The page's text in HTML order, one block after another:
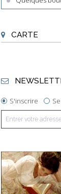
CARTE
S'inscrire